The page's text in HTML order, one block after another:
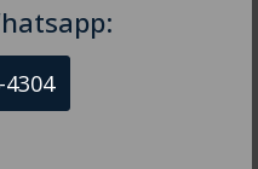
4304– SP